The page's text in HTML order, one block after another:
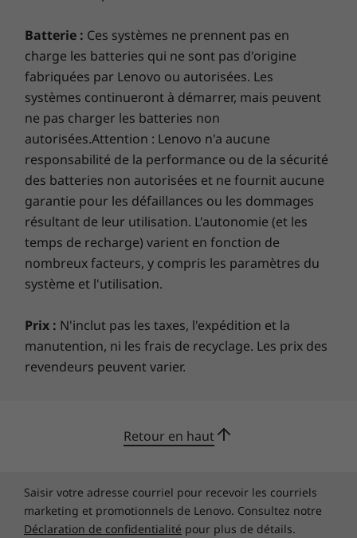
airflow from the previous generation make for
some of the coolest gaming on one of the
coolest Lenovo machines.
neuve
La conception est expressive mais simple, avec
des logos minimaux et des accents bleus
gardent vos câbles propres et propres. Le
clavier de jeu emblématique de Lenovo est
numérique. De plus, profitez d’une discrétion
supplémentaire avec le commutateur de
confidentialité de la caméra Web.
Liste complète des spécifications pour les numéros de
pièces commençant par 82SB disponible ici
*Toutes les spécifications ne sont pas disponibles sur
lenovo.com
Les spécifications peuvent varier selon la région/le modèle et la
disponibilité
Batterie : Ces systèmes ne prennent pas en
charge les batteries qui ne sont pas d'origine
fabriquées par Lenovo ou autorisées. Les
systèmes continueront à démarrer, mais peuvent
ne pas charger les batteries non
autorisées.Attention : Lenovo n'a aucune
responsabilité de la performance ou de la sécurité
des batteries non autorisées et ne fournit aucune
garantie pour les défaillances ou les dommages
résultant de leur utilisation. L'autonomie (et les
temps de recharge) varient en fonction de
nombreux facteurs, y compris les paramètres du
système et l'utilisation.
Prix : N'inclut pas les taxes, l'expédition et la
manutention, ni les frais de recyclage. Les prix des
revendeurs peuvent varier.
Retour en haut
Saisir votre adresse courriel pour recevoir les courriels
marketing et promotionnels de Lenovo. Consultez notre
Déclaration de confidentialité pour plus de détails.